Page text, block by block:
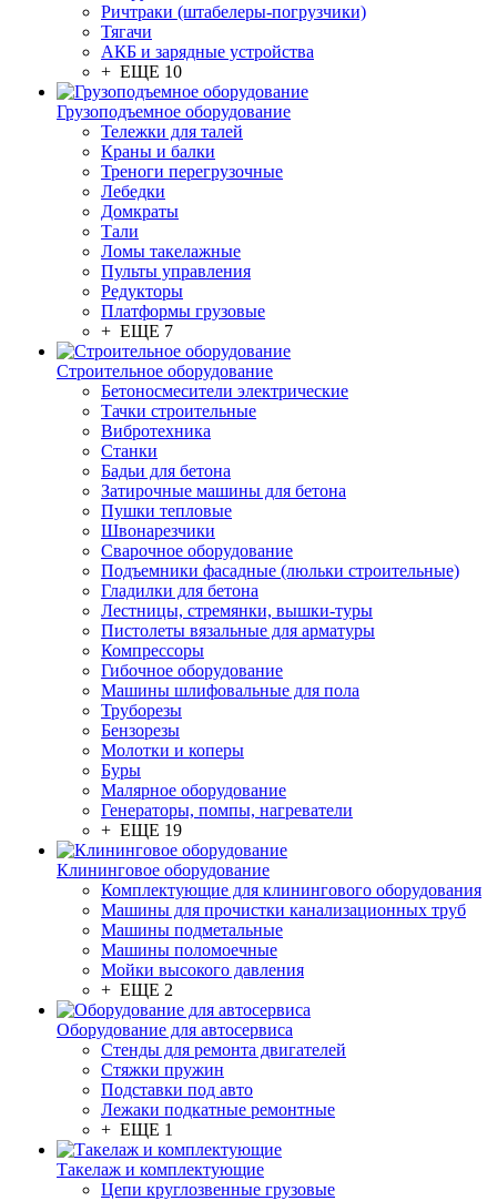
Ричтраки (штабелеры-погрузчики)
Тягачи
АКБ и зарядные устройства
+ ЕЩЕ 10
Грузоподъемное оборудование
Тележки для талей
Краны и балки
Треноги перегрузочные
Лебедки
Домкраты
Тали
Ломы такелажные
Пульты управления
Редукторы
Платформы грузовые
+ ЕЩЕ 7
Строительное оборудование
Бетоносмесители электрические
Тачки строительные
Вибротехника
Станки
Бадьи для бетона
Затирочные машины для бетона
Пушки тепловые
Швонарезчики
Сварочное оборудование
Подъемники фасадные (люльки строительные)
Гладилки для бетона
Лестницы, стремянки, вышки-туры
Пистолеты вязальные для арматуры
Компрессоры
Гибочное оборудование
Машины шлифовальные для пола
Труборезы
Бензорезы
Молотки и коперы
Буры
Малярное оборудование
Генераторы, помпы, нагреватели
+ ЕЩЕ 19
Клининговое оборудование
Комплектующие для клинингового оборудования
Машины для прочистки канализационных труб
Машины подметальные
Машины поломоечные
Мойки высокого давления
+ ЕЩЕ 2
Оборудование для автосервиса
Стенды для ремонта двигателей
Стяжки пружин
Подставки под авто
Лежаки подкатные ремонтные
+ ЕЩЕ 1
Такелаж и комплектующие
Цепи круглозвенные грузовые